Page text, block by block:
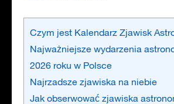
Czym jest Kalendarz Zjawisk
Najważniejsze wydarzenia
2026 roku w Polsce
Najrzadsze zjawiska na niebie
Jak obserwować zjawiska